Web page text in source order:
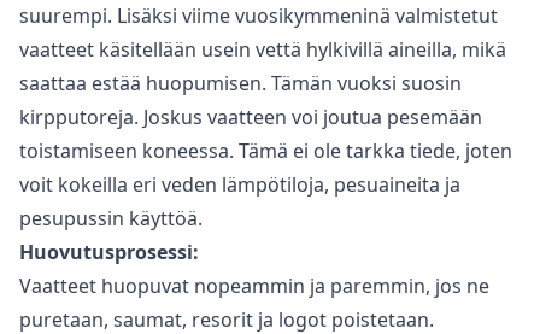
suurempi. Lisäksi viime vuosikymmeninä valmistetut
vaatteet käsitellään usein vettä hylkivillä aineilla, mikä
saattaa estää huopumisen. Tämän vuoksi suosin
kirpputoreja. Joskus vaatteen voi joutua pesemään
toistamiseen koneessa. Tämä ei ole tarkka tiede, joten
voit kokeilla eri veden lämpötiloja, pesuaineita ja
pesupussin käyttöä.
Huovutusprosessi:
Vaatteet huopuvat nopeammin ja paremmin, jos ne
puretaan, saumat, resorit ja logot poistetaan.